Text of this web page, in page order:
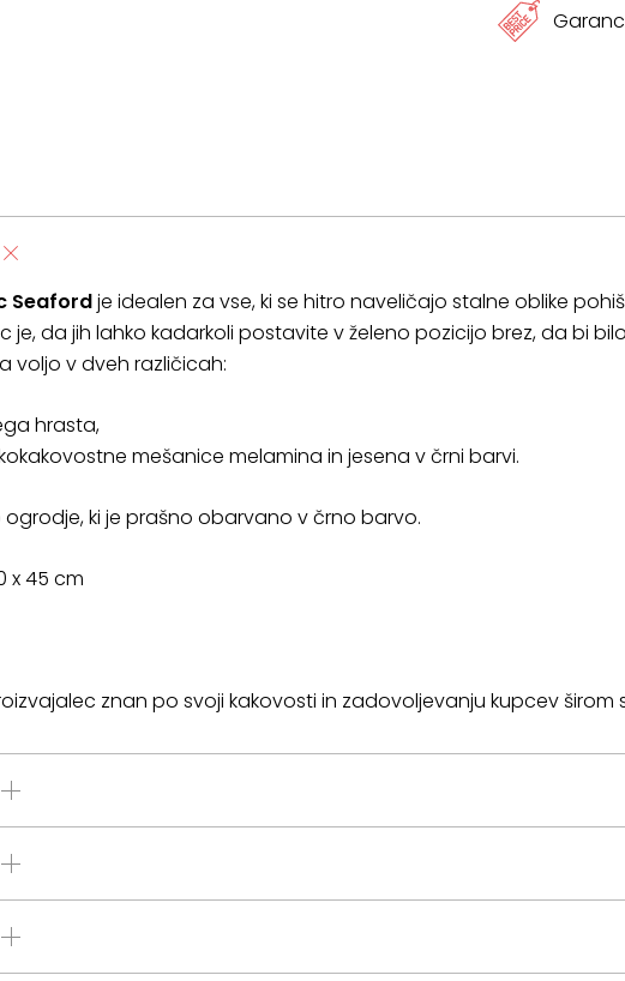
Seafordje idealen za vse, ki se hitro naveličajo stalne oblike
je, da jih lahko kadarkoli postavite v želeno pozicijo brez, da bi
voljo v dveh različicah:
hrasta,
mešanice melamina in jesena v črni barvi.
ki je prašno obarvano v črno barvo.
x 45 cm
znan po svoji kakovosti in zadovoljevanju kupcev širom